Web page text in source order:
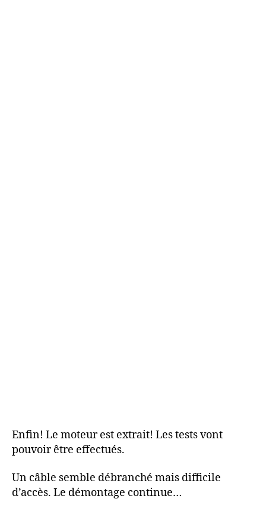
Enfin! Le moteur est extrait! Les tests vont
pouvoir être effectués.
Un câble semble débranché mais difficile
d’accès. Le démontage continue…